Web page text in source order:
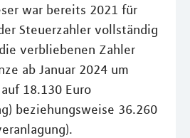
war bereits 2021 für
Steuerzahler vollständig
verbliebenen Zahler
ab Januar 2024 um
18.130 Euro
beziehungsweise 36.260